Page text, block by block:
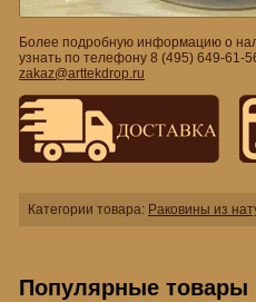
Более подробную информацию о
узнать по телефону 8 (495) 649-61-
zakaz@arttekdrop.ru
Категории товара: Раковины из
Популярные товары